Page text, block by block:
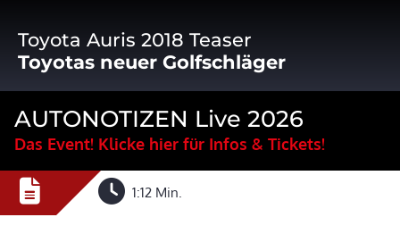
Toyota Auris 2018 Teaser
Toyotas neuer Golfschläger
AUTONOTIZEN Live 2026
Das Event! Klicke hier für Infos & Tickets!
1:12 Min.